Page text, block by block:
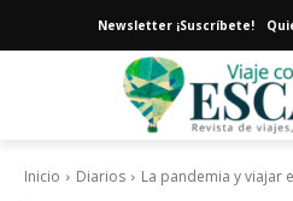
Newsletter ¡Suscríbete!
Inicio Diarios La pandemia y viajar